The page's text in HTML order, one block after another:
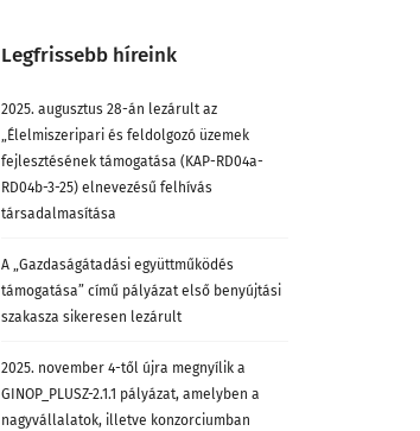
Legfrissebb híreink
2025. augusztus 28-án lezárult az
„Élelmiszeripari és feldolgozó üzemek
fejlesztésének támogatása (KAP-RD04a-
RD04b-3-25) elnevezésű felhívás
társadalmasítása
A „Gazdaságátadási együttműködés
támogatása” című pályázat első benyújtási
szakasza sikeresen lezárult
2025. november 4-től újra megnyílik a
GINOP_PLUSZ-2.1.1 pályázat, amelyben a
nagyvállalatok, illetve konzorciumban